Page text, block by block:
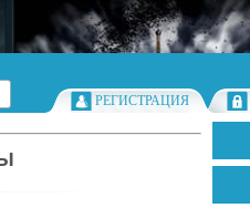
РЕГИСТРАЦИЯ